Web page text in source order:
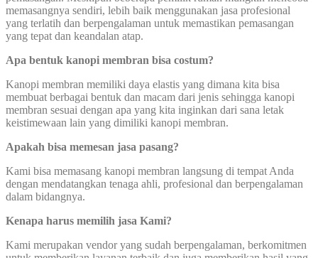
memasangnya sendiri, lebih baik menggunakan jasa profesional
yang terlatih dan berpengalaman untuk memastikan pemasangan
yang tepat dan keandalan atap.
Apa bentuk kanopi membran bisa costum?
Kanopi membran memiliki daya elastis yang dimana kita bisa
membuat berbagai bentuk dan macam dari jenis sehingga kanopi
membran sesuai dengan apa yang kita inginkan dari sana letak
keistimewaan lain yang dimiliki kanopi membran.
Apakah bisa memesan jasa pasang?
Kami bisa memasang kanopi membran langsung di tempat Anda
dengan mendatangkan tenaga ahli, profesional dan berpengalaman
dalam bidangnya.
Kenapa harus memilih jasa Kami?
Kami merupakan vendor yang sudah berpengalaman, berkomitmen